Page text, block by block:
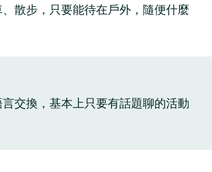
散步，只要能待在戶外，隨便什麼
交換，基本上只要有話題聊的活動